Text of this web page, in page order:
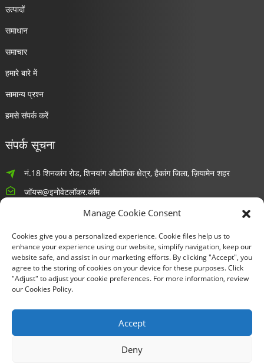
उत्पादों
समाधान
समाचार
हमारे बारे में
सामान्य प्रश्न
हमसे संपर्क करें
संपर्क सूचना
नं.18 शिनकांग रोड, शिनयांग औद्योगिक क्षेत्र, हैकांग जिला, ज़ियामेन शहर
जॉयस@इनोवेटलॉकर.कॉम
8618659232426
समाचार
अपना ईमेल दर्ज करें और हम आपको योजनाओं की नवीनतम जानकारी भेजेंगे।
कॉपीराइट © 2024 ज़ियामेन फू गुई टोंग प्रौद्योगिकी कं, लिमिटेड। सभी अधिकार
Manage Cookie Consent
Cookies give you a personalized experience. Cookie files help us to
enhance your experience using our website, simplify navigation, keep our
website safe, and assist in our marketing efforts. By clicking "Accept", you
agree to the storing of cookies on your device for these purposes. Click
"Adjust" to adjust your cookie preferences. For more information, review
our Cookies Policy.
Accept
Deny